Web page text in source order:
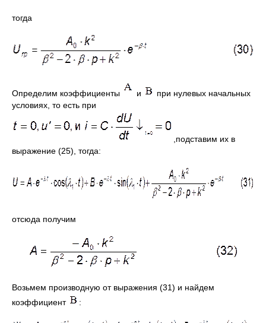
тогда
Определим коэффициенты и
при нулевых начальных
условиях, то есть при
,подставим их в
выражение (25), тогда:
отсюда получим
Возьмем производную от выражения (31) и найдем
коэффициент
: